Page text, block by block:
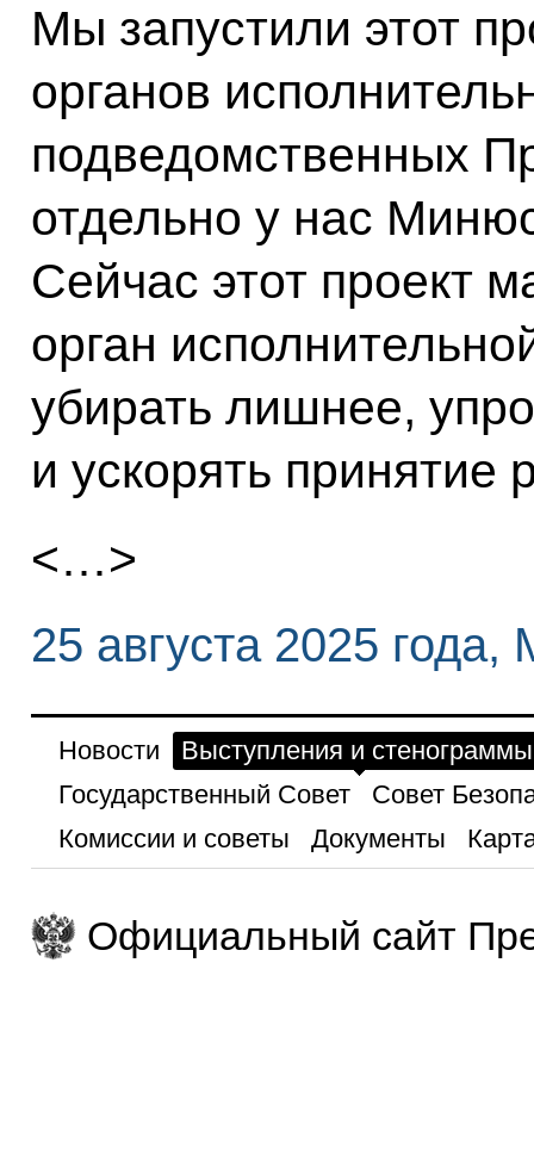
Мы запустили этот
органов
подведомственных
отдельно у нас
Сейчас этот проект
орган
убирать лишнее,
и ускорять принятие
<…>
25 августа 2025
Новости
Выступления и стенограммы
Государственный Совет
Совет
Комиссии и советы
Документы
Официальный сайт